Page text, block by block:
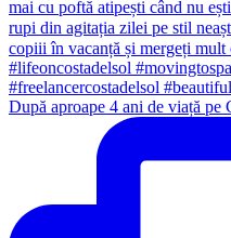
După aproape 4 ani de viață pe